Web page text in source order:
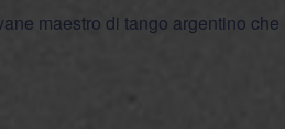
maestro di tango argentino